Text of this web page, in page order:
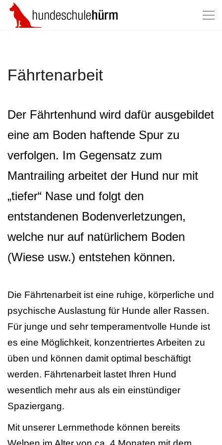
Fährtenarbeit
Der Fährtenhund wird dafür ausgebildet
eine am Boden haftende Spur zu
verfolgen. Im Gegensatz zum
Mantrailing arbeitet der Hund nur mit
„tiefer“ Nase und folgt den
entstandenen Bodenverletzungen,
welche nur auf natürlichem Boden
(Wiese usw.) entstehen können.
Die Fährtenarbeit ist eine ruhige, körperliche und
psychische Auslastung für Hunde aller Rassen.
Für junge und sehr temperamentvolle Hunde ist
es eine Möglichkeit, konzentriertes Arbeiten zu
üben und können damit optimal beschäftigt
werden. Fährtenarbeit lastet Ihren Hund
wesentlich mehr aus als ein einstündiger
Spaziergang.
Mit unserer Lernmethode können bereits